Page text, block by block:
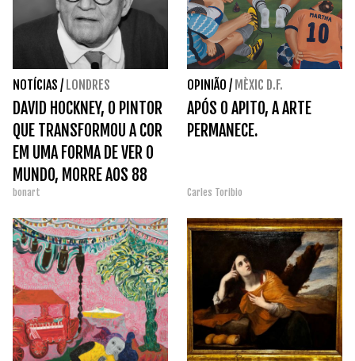
NOTÍCIAS / LONDRES
DAVID HOCKNEY, O PINTOR
QUE TRANSFORMOU A COR
EM UMA FORMA DE VER O
MUNDO, MORRE AOS 88
ANOS.
bonart
OPINIÃO / MÈXIC D.F.
APÓS O APITO, A ARTE
PERMANECE.
Carles Toribio